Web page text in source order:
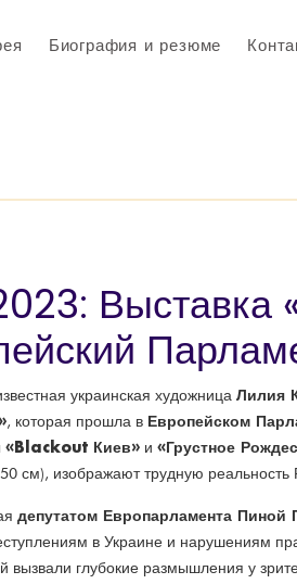
Биография и резюме
украинская художница Лилия
, которая прошла в Европейском
«Blackout Киев» и «Грустное
см), изображают трудную реальность
депутатом Европарламента Пиной
в Украине и нарушениям
вызвали глубокие размышления у